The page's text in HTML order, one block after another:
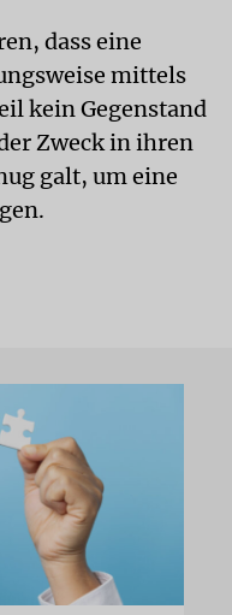
dass eine
mittels
kein Gegenstand
Zweck in ihren
galt, um eine